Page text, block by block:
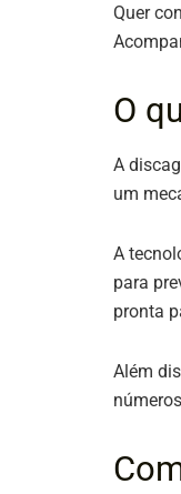
Quer
O
A
um
A
para
pronta
Além